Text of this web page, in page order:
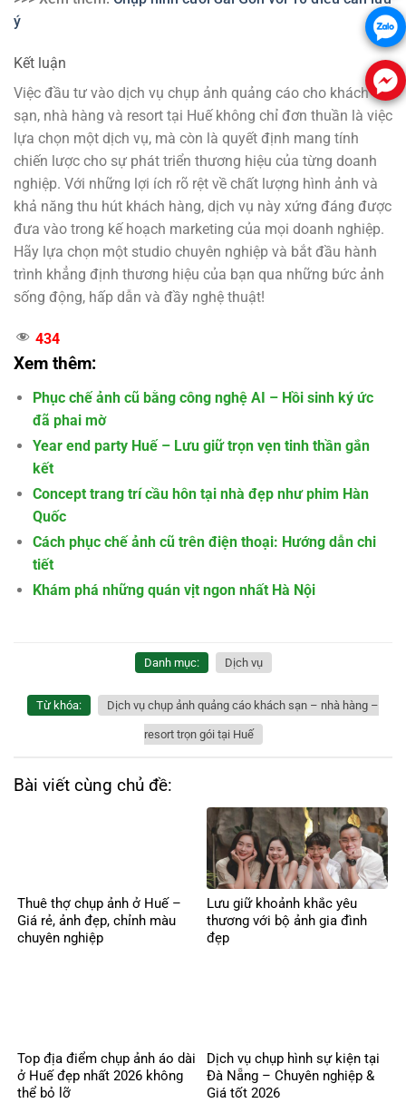
ý
Kết luận
Việc đầu tư vào dịch vụ chụp ảnh quảng cáo cho khách
sạn, nhà hàng và resort tại Huế không chỉ đơn thuần là việc
lựa chọn một dịch vụ, mà còn là quyết định mang tính
chiến lược cho sự phát triển thương hiệu của từng doanh
nghiệp. Với những lợi ích rõ rệt về chất lượng hình ảnh và
khả năng thu hút khách hàng, dịch vụ này xứng đáng được
đưa vào trong kế hoạch marketing của mọi doanh nghiệp.
Hãy lựa chọn một studio chuyên nghiệp và bắt đầu hành
trình khẳng định thương hiệu của bạn qua những bức ảnh
sống động, hấp dẫn và đầy nghệ thuật!
434
Xem thêm:
Phục chế ảnh cũ bằng công nghệ AI – Hồi sinh ký ức
đã phai mờ
Year end party Huế – Lưu giữ trọn vẹn tinh thần gắn
kết
Concept trang trí cầu hôn tại nhà đẹp như phim Hàn
Quốc
Cách phục chế ảnh cũ trên điện thoại: Hướng dẫn chi
tiết
Khám phá những quán vịt ngon nhất Hà Nội
Danh mục: Dịch vụ
Từ khóa: Dịch vụ chụp ảnh quảng cáo khách sạn – nhà hàng –
resort trọn gói tại Huế
Bài viết cùng chủ đề:
Thuê thợ chụp ảnh ở Huế –
Giá rẻ, ảnh đẹp, chỉnh màu
chuyên nghiệp
Lưu giữ khoảnh khắc yêu
thương với bộ ảnh gia đình
đẹp
Top địa điểm chụp ảnh áo dài
ở Huế đẹp nhất 2026 không
thể bỏ lỡ
Dịch vụ chụp hình sự kiện tại
Đà Nẵng – Chuyên nghiệp &
Giá tốt 2026